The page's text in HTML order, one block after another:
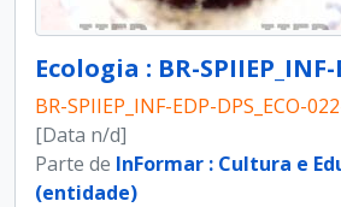
BR-SPIIEP_INF-EDP-DPS_ECO-
[Data n/d]
Parte de InFormar : Cultura e
(entidade)